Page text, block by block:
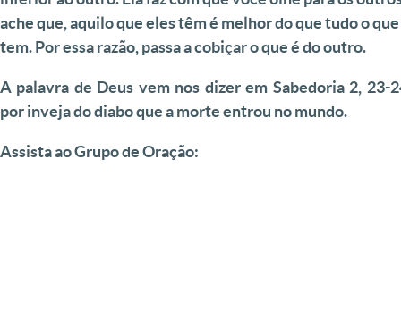
ache que, aquilo que eles têm é melhor do que tudo o
tem. Por essa razão, passa a cobiçar o que é do outro.
A palavra de Deus vem nos dizer em Sabedoria 2, 23-
por inveja do diabo que a morte entrou no mundo.
Assista ao Grupo de Oração: